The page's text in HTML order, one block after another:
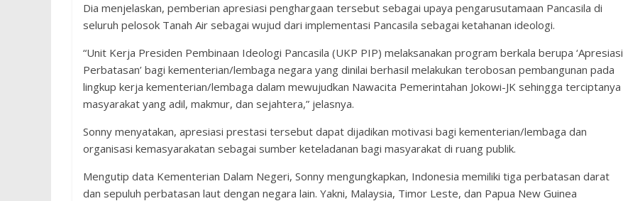
Dia menjelaskan, pemberian apresiasi penghargaan tersebut sebagai upaya pengarusutamaan Pancasila di
seluruh pelosok Tanah Air sebagai wujud dari implementasi Pancasila sebagai ketahanan ideologi.
“Unit Kerja Presiden Pembinaan Ideologi Pancasila (UKP PIP) melaksanakan program berkala berupa ‘Apresiasi
Perbatasan’ bagi kementerian/lembaga negara yang dinilai berhasil melakukan terobosan pembangunan pada
lingkup kerja kementerian/lembaga dalam mewujudkan Nawacita Pemerintahan Jokowi-JK sehingga terciptanya
masyarakat yang adil, makmur, dan sejahtera,” jelasnya.
Sonny menyatakan, apresiasi prestasi tersebut dapat dijadikan motivasi bagi kementerian/lembaga dan
organisasi kemasyarakatan sebagai sumber keteladanan bagi masyarakat di ruang publik.
Mengutip data Kementerian Dalam Negeri, Sonny mengungkapkan, Indonesia memiliki tiga perbatasan darat
dan sepuluh perbatasan laut dengan negara lain. Yakni, Malaysia, Timor Leste, dan Papua New Guinea